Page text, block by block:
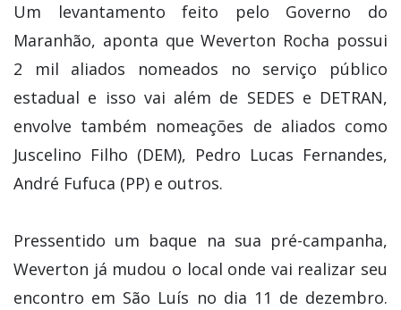
Um levantamento feito pelo Governo do
Maranhão, aponta que Weverton Rocha possui
2 mil aliados nomeados no serviço público
estadual e isso vai além de SEDES e DETRAN,
envolve também nomeações de aliados como
Juscelino Filho (DEM), Pedro Lucas Fernandes,
André Fufuca (PP) e outros.
Pressentido um baque na sua pré-campanha,
Weverton já mudou o local onde vai realizar seu
encontro em São Luís no dia 11 de dezembro.